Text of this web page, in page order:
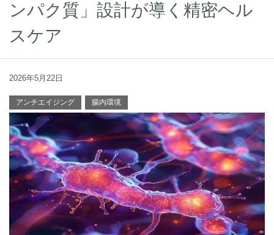
ンパク質」設計が導く精密ヘル
スケア
2026年5月22日
アンチエイジング 腸内環境